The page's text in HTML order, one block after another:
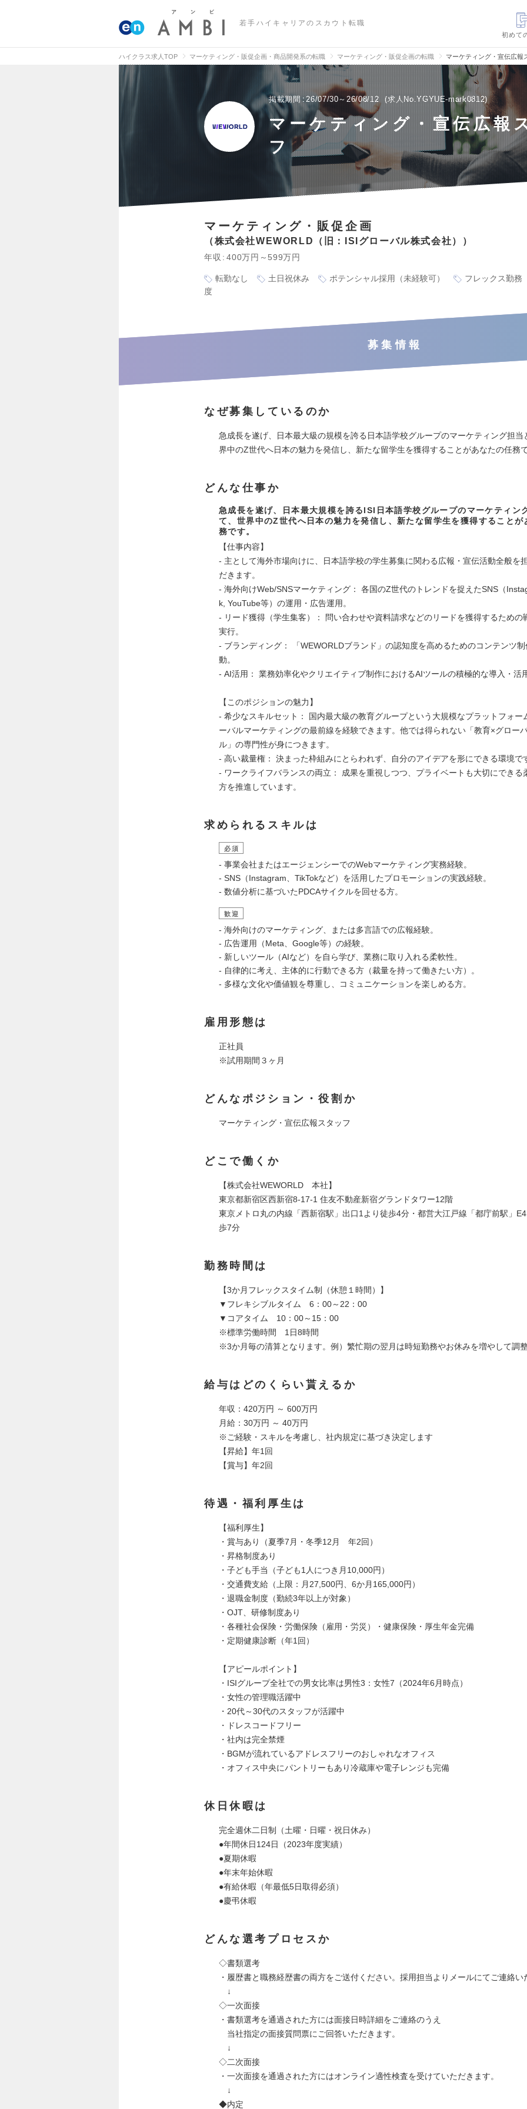
若手ハイキャリアのスカウト転職
初めて
ハイクラス求人TOP マーケティング・販促企画・商品開発系の転職 マーケティング・販促企画の転職 マーケティング・宣伝広報
掲載期間 26/07/30～26/08/12 求人No.YGYUE-mark0812
マーケティング・宣伝広報
フ
マーケティング・販促企画
株式会社WEWORLD（旧：ISIグローバル株式会社）
年収 400万円～599万円
転勤なし 土日祝休み ポテンシャル採用（未経験可）
フレックス勤務
度
募集情報
なぜ募集しているのか
急成長を遂げ、日本最大級の規模を誇る日本語学校グループのマーケティング担当
界中のZ世代へ日本の魅力を発信し、新たな留学生を獲得することがあなたの任務
どんな仕事か
急成長を遂げ、日本最大規模を誇るISI日本語学校グループのマーケティン
て、世界中のZ世代へ日本の魅力を発信し、新たな留学生を獲得することが
務です。
【仕事内容】
- 主として海外市場向けに、日本語学校の学生募集に関わる広報・宣伝活動全般を
だきます。
- 海外向けWeb/SNSマーケティング： 各国のZ世代のトレンドを捉えたSNS（
k, YouTube等）の運用・広告運用。
- リード獲得（学生集客）： 問い合わせや資料請求などのリードを獲得するための
実行。
- ブランディング： 「WEWORLDブランド」の認知度を高めるためのコンテンツ
動。
- AI活用： 業務効率化やクリエイティブ制作におけるAIツールの積極的な導入・活
【このポジションの魅力】
- 希少なスキルセット： 国内最大級の教育グループという大規模なプラットフォー
ーバルマーケティングの最前線を経験できます。他では得られない「教育×グロー
ル」の専門性が身につきます。
- 高い裁量権： 決まった枠組みにとらわれず、自分のアイデアを形にできる環境で
- ワークライフバランスの両立： 成果を重視しつつ、プライベートも大切にできる
方を推進しています。
求められるスキルは
必須
- 事業会社またはエージェンシーでのWebマーケティング実務経験。
- SNS（Instagram、TikTokなど）を活用したプロモーションの実践経験。
- 数値分析に基づいたPDCAサイクルを回せる方。
歓迎
- 海外向けのマーケティング、または多言語での広報経験。
- 広告運用（Meta、Google等）の経験。
- 新しいツール（AIなど）を自ら学び、業務に取り入れる柔軟性。
- 自律的に考え、主体的に行動できる方（裁量を持って働きたい方）。
- 多様な文化や価値観を尊重し、コミュニケーションを楽しめる方。
雇用形態は
正社員
※試用期間３ヶ月
どんなポジション・役割か
マーケティング・宣伝広報スタッフ
どこで働くか
【株式会社WEWORLD 本社】
東京都新宿区西新宿8-17-1 住友不動産新宿グランドタワー12階
東京メトロ丸の内線「西新宿駅」出口1より徒歩4分・都営大江戸線「都庁前駅」
歩7分
勤務時間は
【3か月フレックスタイム制（休憩１時間）】
▼フレキシブルタイム 6：00～22：00
▼コアタイム 10：00～15：00
※標準労働時間 1日8時間
※3か月毎の清算となります。例）繁忙期の翌月は時短勤務やお休みを増やして調
給与はどのくらい貰えるか
年収：420万円 ～ 600万円
月給：30万円 ～ 40万円
※ご経験・スキルを考慮し、社内規定に基づき決定します
【昇給】年1回
【賞与】年2回
待遇・福利厚生は
【福利厚生】
・賞与あり（夏季7月・冬季12月 年2回）
・昇格制度あり
・子ども手当（子ども1人につき月10,000円）
・交通費支給（上限：月27,500円、6か月165,000円）
・退職金制度（勤続3年以上が対象）
・OJT、研修制度あり
・各種社会保険・労働保険（雇用・労災）・健康保険・厚生年金完備
・定期健康診断（年1回）
【アピールポイント】
・ISIグループ全社での男女比率は男性3：女性7（2024年6月時点）
・女性の管理職活躍中
・20代～30代のスタッフが活躍中
・ドレスコードフリー
・社内は完全禁煙
・BGMが流れているアドレスフリーのおしゃれなオフィス
・オフィス中央にパントリーもあり冷蔵庫や電子レンジも完備
休日休暇は
完全週休二日制（土曜・日曜・祝日休み）
●年間休日124日（2023年度実績）
●夏期休暇
●年末年始休暇
●有給休暇（年最低5日取得必須）
●慶弔休暇
どんな選考プロセスか
◇書類選考
・履歴書と職務経歴書の両方をご送付ください。採用担当よりメールにてご連絡い
↓
◇一次面接
・書類選考を通過された方には面接日時詳細をご連絡のうえ
当社指定の面接質問票にご回答いただきます。
↓
◇二次面接
・一次面接を通過された方にはオンライン適性検査を受けていただきます。
↓
◆内定